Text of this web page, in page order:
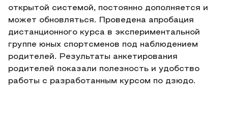
открытой системой, постоянно дополняется и
может обновляться. Проведена апробация
дистанционного курса в экспериментальной
группе юных спортсменов под наблюдением
родителей. Результаты анкетирования
родителей показали полезность и удобство
работы с разработанным курсом по дзюдо.